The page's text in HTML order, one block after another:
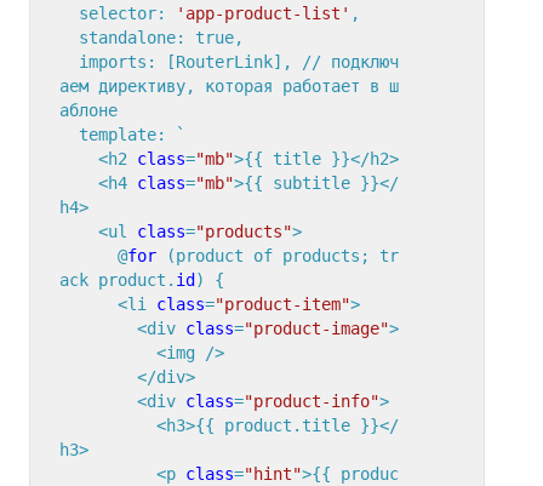
  selector:
'app-product-list' ,
аем директиву, которая работает в ш
аблоне
    <h2
class="mb">{{ title }}</h2>
    <h4
class="mb">{{ subtitle }}</
h4>
    <ul
class="products">
      @
for (product of products; tr
ack product. id ) {
      <li
class="product-item">
        <div
class="product-image">
        <div
class="product-info">
h3>
          <p
class="hint">{{ produc